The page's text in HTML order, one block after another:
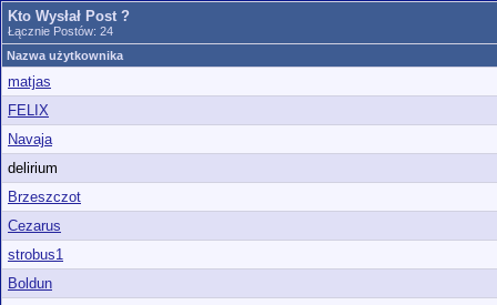
Kto Wysłał Post ?
Łącznie Postów: 24
Nazwa użytkownika
matjas
FELIX
Navaja
delirium
Brzeszczot
Cezarus
strobus1
Boldun